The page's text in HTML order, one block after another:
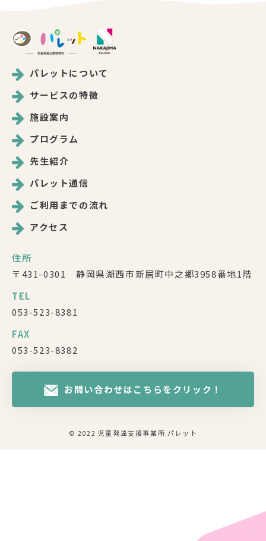
パレットについて
サービスの特徴
施設案内
プログラム
先生紹介
パレット通信
ご利用までの流れ
アクセス
住所
〒431-0301 静岡県湖西市新居町中之郷3958番地1階
TEL
053-523-8381
FAX
053-523-8382
お問い合わせはこちらをクリック！
© 2022 児童発達支援事業所 パレット